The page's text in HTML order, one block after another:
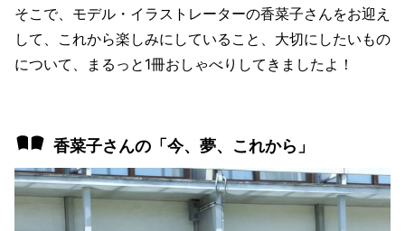
そこで、モデル・イラストレーターの香菜子さんをお迎え
して、これから楽しみにしていること、大切にしたいもの
について、まるっと1冊おしゃべりしてきましたよ！
香菜子さんの「今、夢、これから」